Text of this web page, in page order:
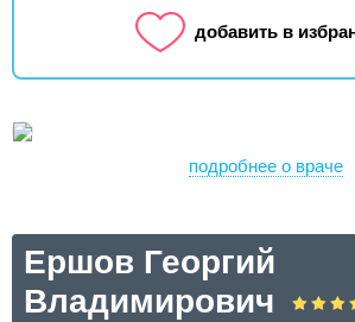
добавить в
подробнее о враче
Ершов Георгий
Владимирович